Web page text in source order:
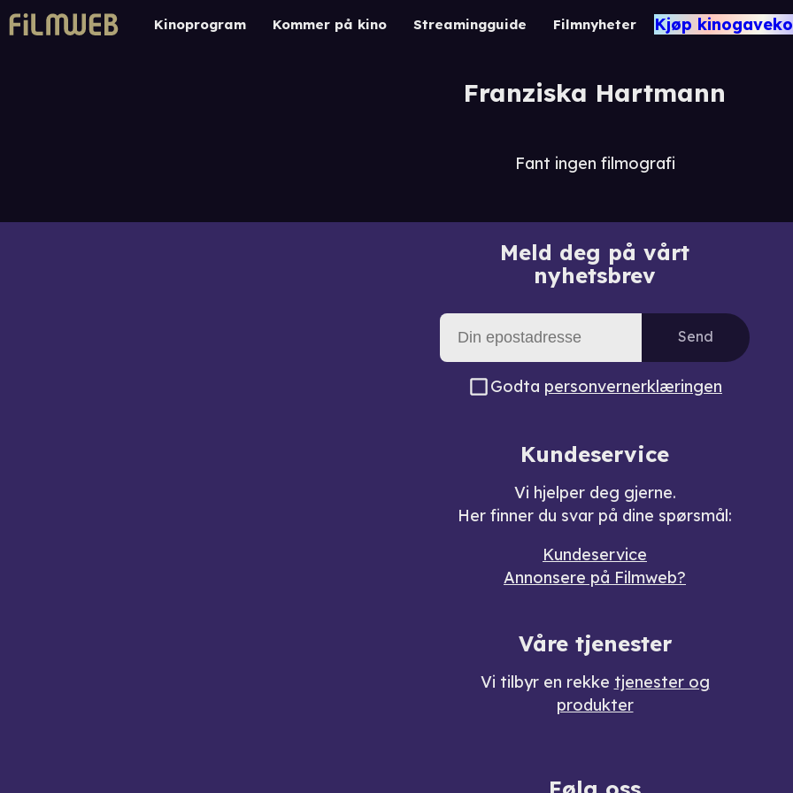
Kinoprogram Kommer på kino Streamingguide Filmnyheter Kjøp
Franziska Hartmann
Fant ingen filmografi
Meld deg på vårt
nyhetsbrev
Send
Godta personvernerklæringen
Kundeservice
Vi hjelper deg gjerne.
Her finner du svar på dine spørsmål:
Kundeservice
Annonsere på Filmweb?
Våre tjenester
Vi tilbyr en rekke tjenester og
produkter